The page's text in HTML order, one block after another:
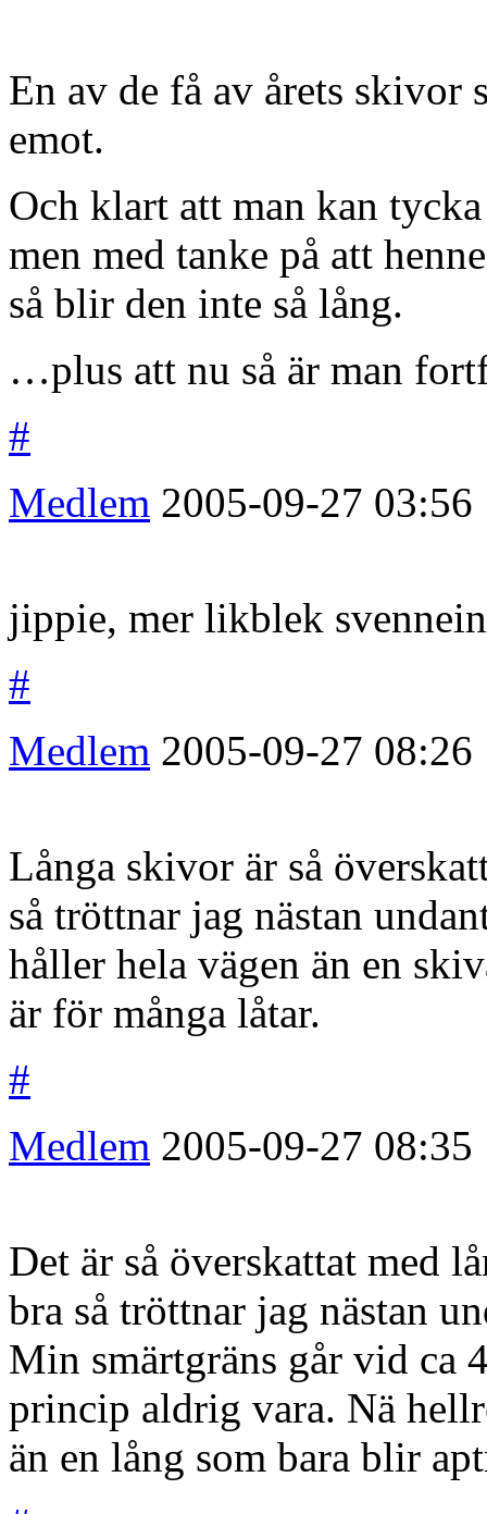
En av de få av årets skivor
emot.
Och klart att man kan
men med tanke på att
så blir den inte så lång.
…plus att nu så är man
#
Medlem 2005-09-27 03:56
jippie, mer likblek
#
Medlem 2005-09-27 08:26
Långa skivor är så
så tröttnar jag nästan
håller hela vägen än en
är för många låtar.
#
Medlem 2005-09-27 08:35
Det är så överskattat med
bra så tröttnar jag nästan
Min smärtgräns går vid ca
princip aldrig vara. Nä
än en lång som bara blir